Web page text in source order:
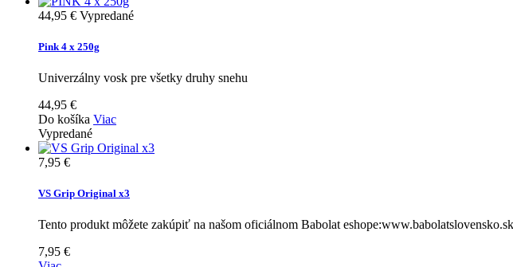
44,95 € Vypredané
Pink 4 x 250g
Univerzálny vosk pre všetky druhy snehu
44,95 €
Do košíka Viac
Vypredané
7,95 €
VS Grip Original x3
Tento produkt môžete zakúpiť na našom oficiálnom Babolat eshope:www.babolatslovensko.sk
7,95 €